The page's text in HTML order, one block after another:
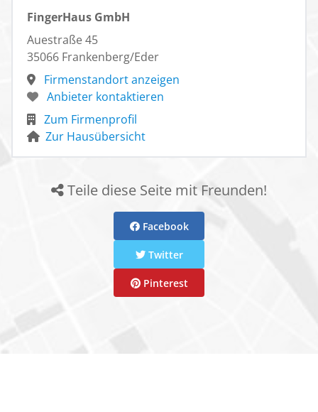
FingerHaus GmbH
Auestraße 45
35066 Frankenberg/Eder
Firmenstandort anzeigen
Anbieter kontaktieren
Zum Firmenprofil
Zur Hausübersicht
Teile diese Seite mit Freunden!
Facebook
Twitter
Pinterest